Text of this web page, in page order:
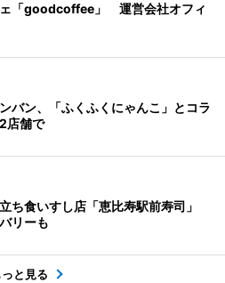
「goodcoffee」 運営会社オフィ
バン、「ふくふくにゃんこ」とコラ
店舗で
ち食いすし店「恵比寿駅前寿司」
リーも
っと見る